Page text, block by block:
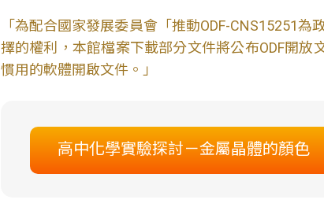
「為配合國家發展委員會「推動ODF-CNS15251
擇的權利，本館檔案下載部分文件將公布ODF開
慣用的軟體開啟文件。」
高中化學實驗探討－金屬晶體的顏色